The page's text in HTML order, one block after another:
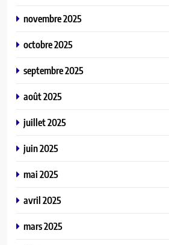
novembre 2025
octobre 2025
septembre 2025
août 2025
juillet 2025
juin 2025
mai 2025
avril 2025
mars 2025